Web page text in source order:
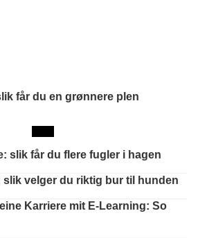
får du en grønnere plen
slik får du flere fugler i hagen
slik velger du riktig bur til hunden
Karriere mit E-Learning: So